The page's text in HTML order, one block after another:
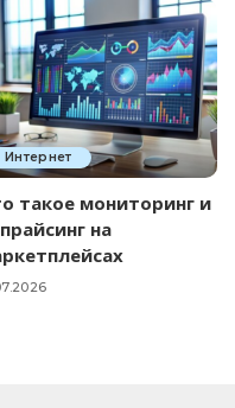
Интернет
такое мониторинг и
на